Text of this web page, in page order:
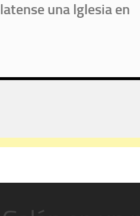
una Iglesia en